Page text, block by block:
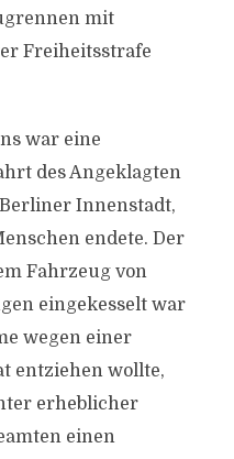
mit
Freiheitsstrafe
war eine
des Angeklagten
Innenstadt,
endete. Der
Fahrzeug von
eingekesselt war
wegen einer
entziehen wollte,
erheblicher
einen